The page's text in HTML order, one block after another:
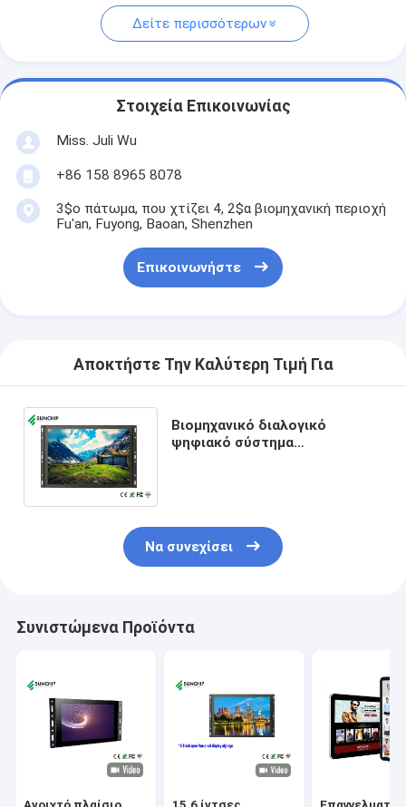
Δείτε περισσότερων
Στοιχεία Επικοινωνίας
Miss. Juli Wu
+86 158 8965 8078
3$ο πάτωμα, που χτίζει 4, 2$α βιομηχανική περιοχή
Fu'an, Fuyong, Baoan, Shenzhen
Επικοινωνήστε
Αποκτήστε Την Καλύτερη Τιμή Για
Βιομηχανικό διαλογικό
ψηφιακό σύστημα
Να συνεχίσει
Συνιστώμενα Προϊόντα